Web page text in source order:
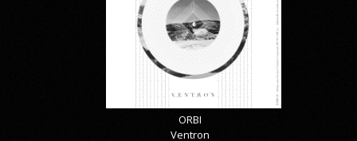
ORBI
Ventron